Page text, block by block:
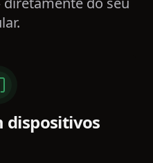
dispositivos